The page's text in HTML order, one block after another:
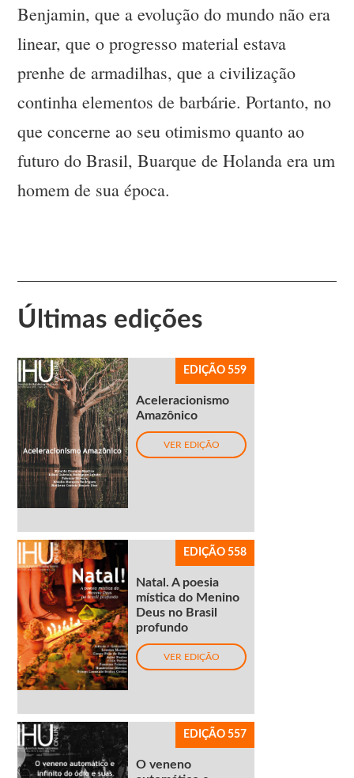
Benjamin, que a evolução do mundo não era
linear, que o progresso material estava
prenhe de armadilhas, que a civilização
continha elementos de barbárie. Portanto, no
que concerne ao seu otimismo quanto ao
futuro do Brasil, Buarque de Holanda era um
homem de sua época.
Últimas edições
EDIÇÃO 559
Aceleracionismo
Amazônico
VER EDIÇÃO
EDIÇÃO 558
Natal. A poesia
mística do Menino
Deus no Brasil
profundo
VER EDIÇÃO
EDIÇÃO 557
O veneno